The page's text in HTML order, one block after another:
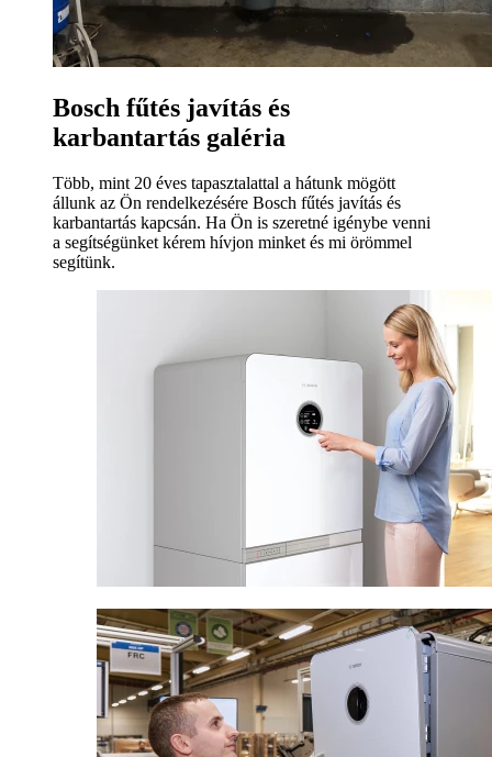
Bosch fűtés javítás és
karbantartás galéria
Több, mint 20 éves tapasztalattal a hátunk mögött
állunk az Ön rendelkezésére Bosch fűtés javítás és
karbantartás kapcsán. Ha Ön is szeretné igénybe venni
a segítségünket kérem hívjon minket és mi örömmel
segítünk.